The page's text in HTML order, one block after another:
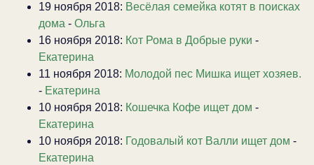
19 ноября 2018: Весёлая семейка котят в поисках
дома - Ольга
16 ноября 2018: Кот Рома в Добрые руки -
Екатерина
11 ноября 2018: Молодой пес Мишка ищет хозяев.
- Екатерина
10 ноября 2018: Кошечка Кофе ищет дом -
Екатерина
10 ноября 2018: Годовалый кот Валли ищет дом -
Екатерина